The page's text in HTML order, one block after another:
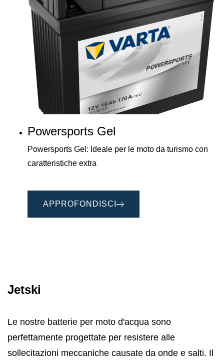
Powersports Gel
Powersports Gel: Ideale per le moto da turismo con
caratteristiche extra
APPROFONDISCI
Jetski
Le nostre batterie per moto d'acqua sono
perfettamente progettate per resistere alle
sollecitazioni meccaniche causate da onde e salti. Il